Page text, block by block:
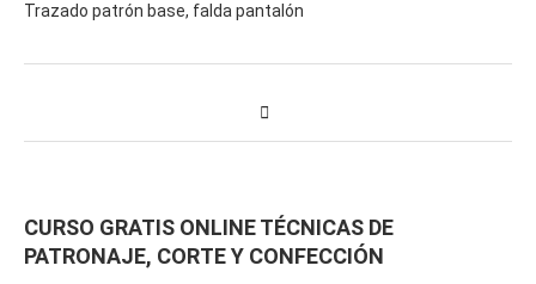
Trazado patrón base, falda pantalón
CURSO GRATIS ONLINE TÉCNICAS DE
PATRONAJE, CORTE Y CONFECCIÓN